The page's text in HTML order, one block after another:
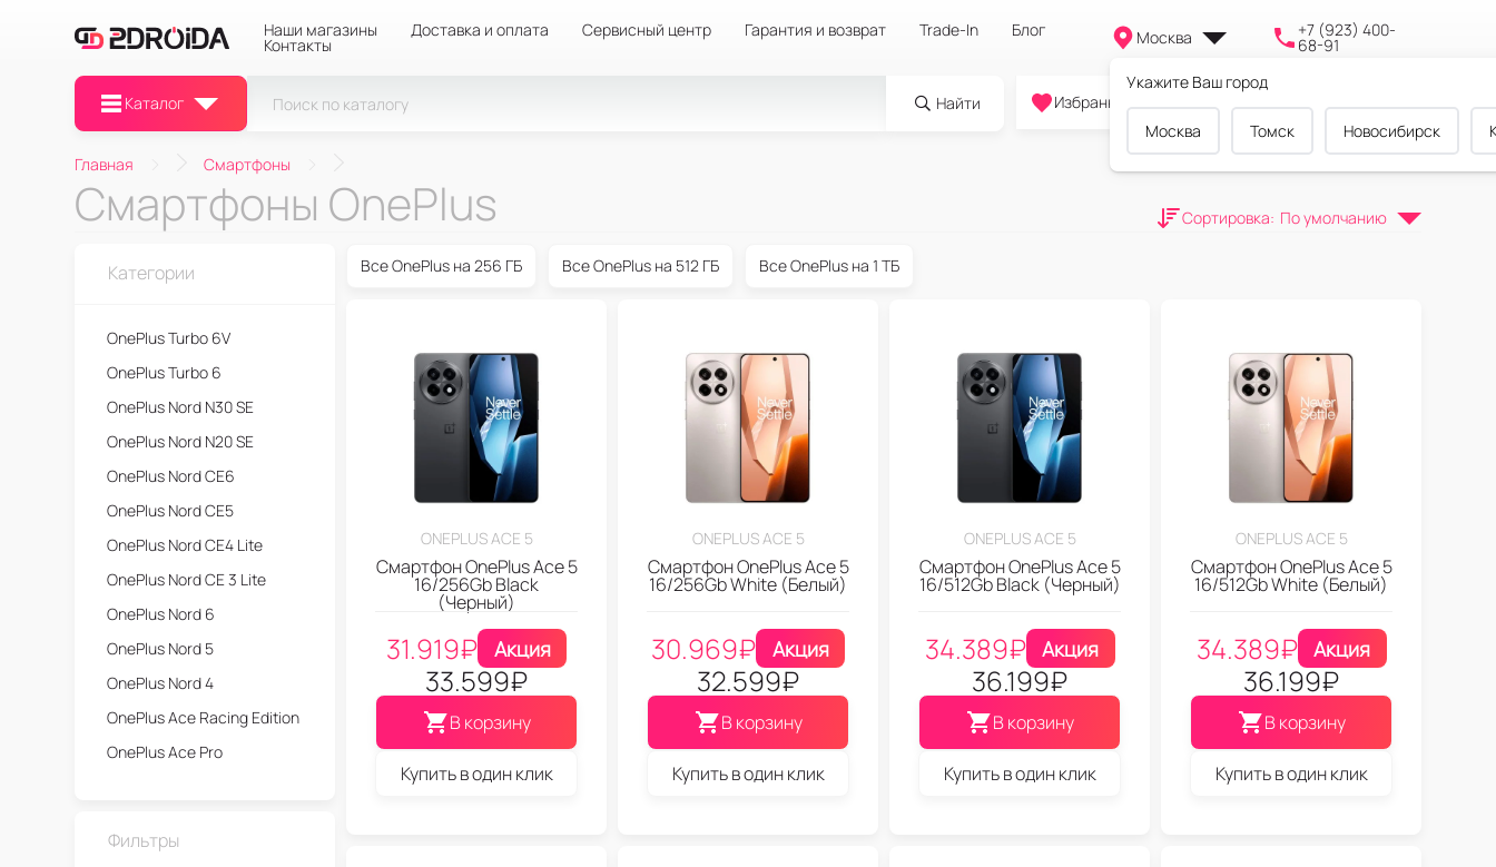
Наши магазины Доставка и оплата Сервисный центр Гарантия и возврат Trade-In Блог
Контакты Москва
Укажите Ваш город
Москва Томск Новосибирск
+7 (923) 400-
68-91
Каталог Найти
0
Избранное Cравнение Корзина
Главная Смартфоны
Смартфоны OnePlus Сортировка: По умолчанию
Все OnePlus на 256 ГБ Все OnePlus на 512 ГБ Все OnePlus на 1 ТБ
ONEPLUS ACE 5
Смартфон OnePlus Ace 5
16/256Gb Black
(Черный)
31.919₽ Акция
33.599₽
В корзину
Купить в один клик
ONEPLUS ACE 5
Смартфон OnePlus Ace 5
16/256Gb White (Белый)
30.969₽ Акция
32.599₽
В корзину
Купить в один клик
ONEPLUS ACE 5
Смартфон OnePlus Ace 5
16/512Gb Black (Черный)
34.389₽ Акция
36.199₽
В корзину
Купить в один клик
ONEPLUS ACE 5
Смартфон OnePlus Ace 5
16/512Gb White (Белый)
34.389₽ Акция
36.199₽
В корзину
Купить в один клик
Категории
OnePlus Turbo 6V
OnePlus Turbo 6
OnePlus Nord N30 SE
OnePlus Nord N20 SE
OnePlus Nord CE6
OnePlus Nord CE5
OnePlus Nord CE4 Lite
OnePlus Nord CE 3 Lite
OnePlus Nord 6
OnePlus Nord 5
OnePlus Nord 4
OnePlus Ace Racing Edition
OnePlus Ace Pro
OnePlus Ace 5 Pro
Фильтры